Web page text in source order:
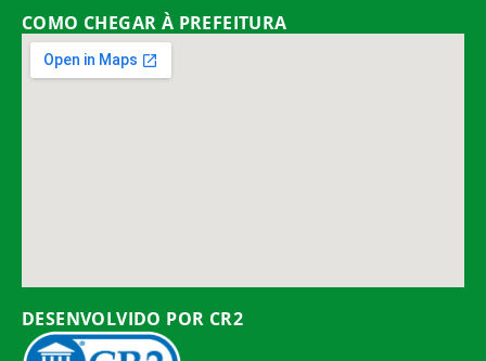
COMO CHEGAR À PREFEITURA
DESENVOLVIDO POR CR2